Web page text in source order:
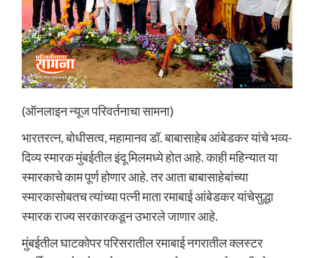
(ऑनलाइन न्यूज परिवर्तनाचा सामना)
भारतरत्न, बोधीसत्व, महामानव डॉ. बाबासाहेब आंबेडकर यांचे भव्य-
दिव्य स्मारक मुंबईतील इंदू मिलमध्ये होत आहे. काही महिन्यात या
स्मारकाचे काम पूर्ण होणार आहे. तर आता बाबासाहेबांच्या
स्मारकासोबतच त्यांच्या पत्नी माता रमाबाई आंबेडकर यांचेसुद्धा
स्मारक राज्य सरकारकडून उभारले जाणार आहे.
मुंबईतील घाटकोपर परिसरातील रमाबाई नगरातील क्लस्टर